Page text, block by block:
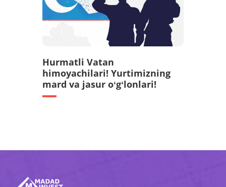
Hurmatli Vatan
himoyachilari! Yurtimizning
mard va jasur oʻgʻlonlari!